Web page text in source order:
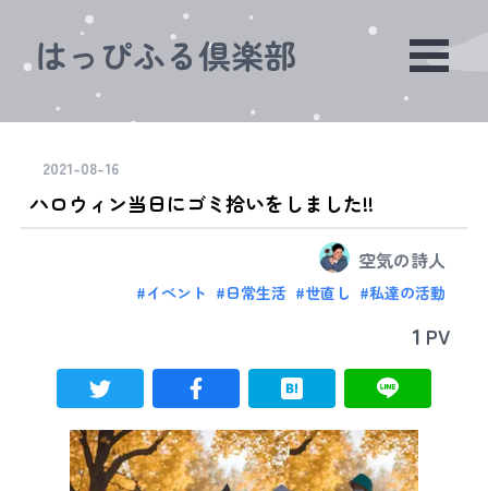
はっぴふる倶楽部
2021-08-16
ハロウィン当日にゴミ拾いをしました!!
空気の詩人
#イベント #日常生活 #世直し #私達の活動
1 PV